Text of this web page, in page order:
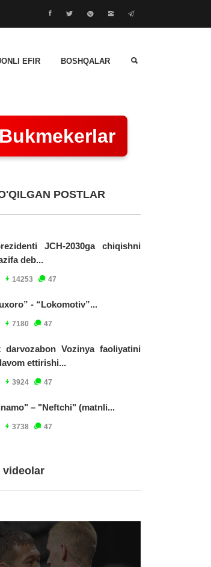
EFIR BOSHQALAR
Bukmekerlar
POSTLAR
JCH-2030ga chiqishni
deb...
14253 47
- “Lokomotiv”...
7180 47
darvozabon Vozinya faoliyatini
ettirishi...
3924 47
– "Neftchi" (matnli...
3738 47
videolar